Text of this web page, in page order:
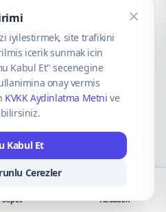
Tüm hakları saklıdır.
Mastercard
iyilestirmek, site trafikini
icerik sunmak icin
Kabul Et" secenegine
onay vermis
KVKK Aydinlatma Metni ve
Kabul Et
Cerezler
Sepet Hesabım